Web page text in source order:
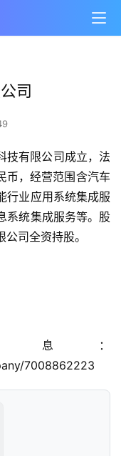
司
技有限公司成立，法
币，经营范围含汽车
行业应用系统集成服
系统集成服务等。股
司全资持股。
息：
7008862223